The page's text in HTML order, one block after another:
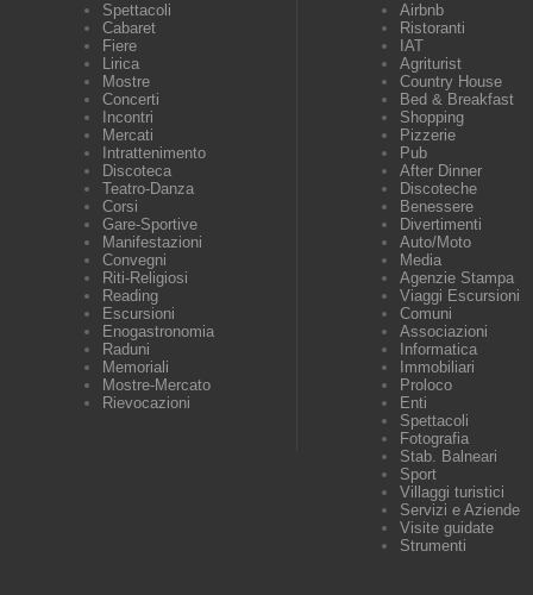
Spettacoli
Cabaret
Fiere
Lirica
Mostre
Concerti
Incontri
Mercati
Intrattenimento
Discoteca
Teatro-Danza
Corsi
Gare-Sportive
Manifestazioni
Convegni
Riti-Religiosi
Reading
Escursioni
Enogastronomia
Raduni
Memoriali
Mostre-Mercato
Rievocazioni
Airbnb
Ristoranti
IAT
Agriturist
Country House
Bed & Breakfast
Shopping
Pizzerie
Pub
After Dinner
Discoteche
Benessere
Divertimenti
Auto/Moto
Media
Agenzie Stampa
Viaggi Escursioni
Comuni
Associazioni
Informatica
Immobiliari
Proloco
Enti
Spettacoli
Fotografia
Stab. Balneari
Sport
Villaggi turistici
Servizi e Aziende
Visite guidate
Strumenti